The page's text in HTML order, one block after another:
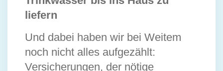
liefern
Und dabei haben wir bei Weitem
noch nicht alles aufgezählt:
Versicherungen, der nötige